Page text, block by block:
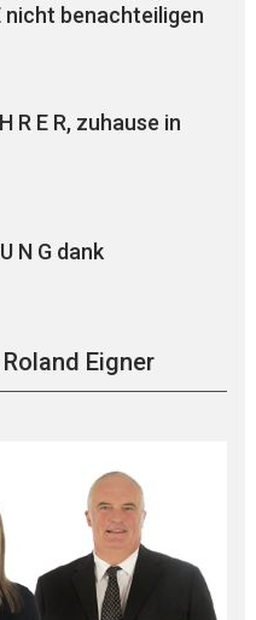
nicht benachteiligen
R E R, zuhause in
N G dank
Eigner